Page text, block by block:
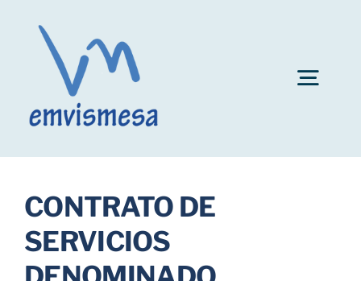
content
Ayuda al alquiler
Fianzas de inmuebles
CONTRATO DE
SERVICIOS